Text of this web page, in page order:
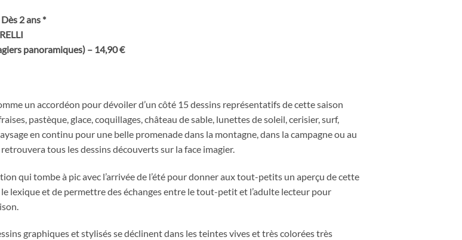
2 ans *
panoramiques) – 14,90 €
un accordéon pour dévoiler d’un côté 15 dessins représentatifs de cette saison
pastèque, glace, coquillages, château de sable, lunettes de soleil, cerisier, surf,
en continu pour une belle promenade dans la montagne, dans la campagne ou au
tous les dessins découverts sur la face imagier.
qui tombe à pic avec l’arrivée de l’été pour donner aux tout-petits un aperçu de cette
lexique et de permettre des échanges entre le tout-petit et l’adulte lecteur pour
graphiques et stylisés se déclinent dans les teintes vives et très colorées très